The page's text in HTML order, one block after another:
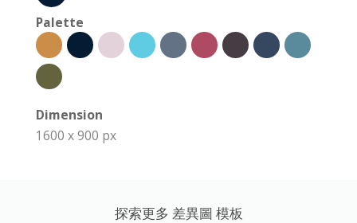
Palette
Dimension
1600 x 900 px
探索更多 差異圖 模板